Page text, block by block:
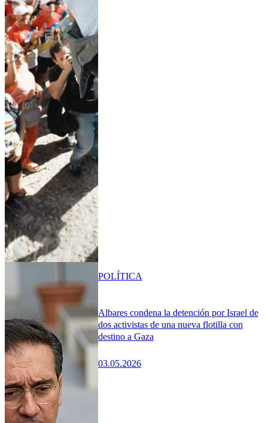
Albares condena la detención por Israel de
dos activistas de una nueva flotilla con
destino a Gaza
03.05.2026
POLÍTICA